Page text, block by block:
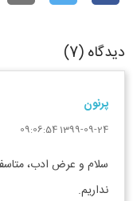
دیدگاه (7)
پرنون
1399-09-24 09:06:54
سلام و عرض ادب،
نداریم.